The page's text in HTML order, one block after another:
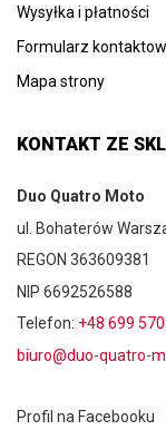
Wysyłka i płatności
Formularz
Mapa strony
KONTAKT ZE
Duo Quatro Moto
ul. Bohaterów
REGON 363609381
NIP 6692526588
Telefon: +48 699
biuro@duo-quatro-
Profil na Facebooku